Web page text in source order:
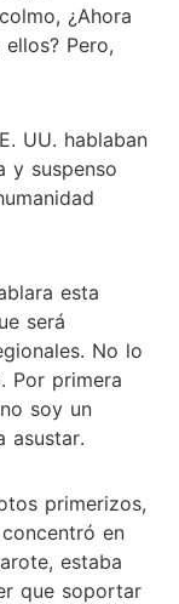
¿Ahora
Pero,
UU. hablaban
y suspenso
esta
será
No lo
Por primera
soy un
asustar.
primerizos,
en
estaba
que soportar